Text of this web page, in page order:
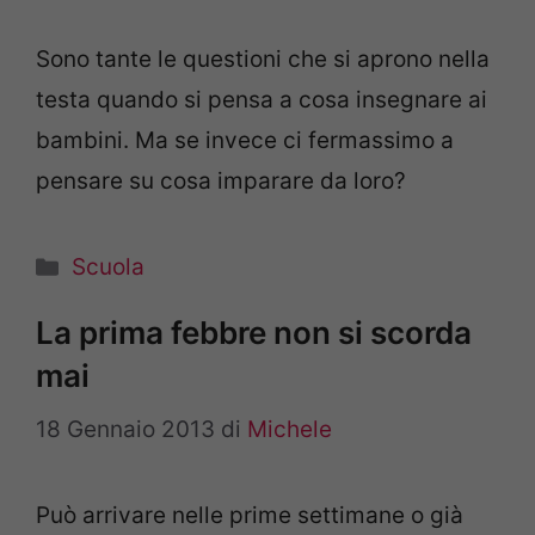
Sono tante le questioni che si aprono nella
testa quando si pensa a cosa insegnare ai
bambini. Ma se invece ci fermassimo a
pensare su cosa imparare da loro?
Categorie
Scuola
La prima febbre non si scorda
mai
18 Gennaio 2013 di Michele
Può arrivare nelle prime settimane o già